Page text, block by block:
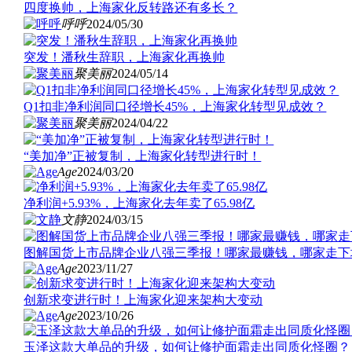
四度换帅，上海家化反转路还有多长？
呼呼2024/05/30
突发！潘秋生辞职，上海家化再换帅
聚美丽2024/05/14
Q1扣非净利润同口径增长45%，上海家化转型见成效？
聚美丽2024/04/22
“美加净”正被复制，上海家化转型进行时！
Age2024/03/20
净利润+5.93%，上海家化去年卖了65.98亿
文静2024/03/15
图解国货上市品牌企业八强三季报！哪家最赚钱，哪家走
Age2023/11/27
创新求变进行时！上海家化迎来架构大变动
Age2023/10/26
玉泽这款大单品的升级，如何让修护面霜走出同质化怪圈？